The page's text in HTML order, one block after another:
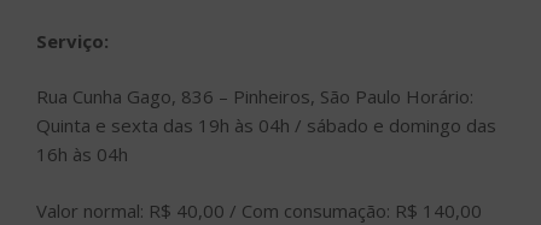
Serviço:
Rua Cunha Gago, 836 – Pinheiros, São Paulo Horário:
Quinta e sexta das 19h às 04h / sábado e domingo das
16h às 04h
Valor normal: R$ 40,00 / Com consumação: R$ 140,00